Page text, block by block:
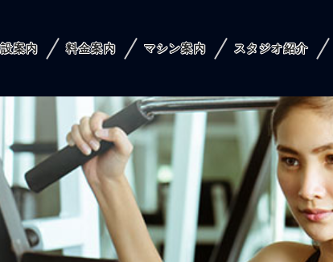
案内 料金案内 マシン案内 スタジオ紹介